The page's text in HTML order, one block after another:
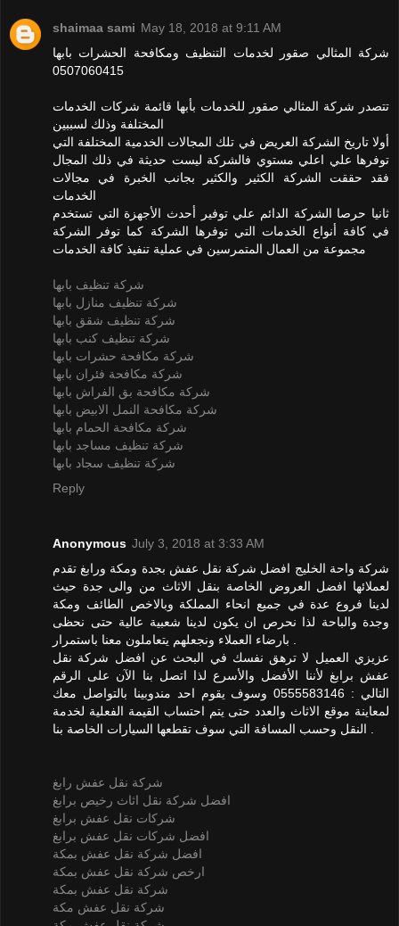
shaimaa sami May 18, 2018 at 9:11 AM
شركة المثالي صقور لخدمات التنظيف ومكافحة الحشرات بابها
0507060415
تتصدر شركة المثالي صقور للخدمات بأبها قائمة شركات الخدمات
المختلفة وذلك لسببين
أولا تاريخ الشركة العريض في تلك المجالات الخدمية المختلفة التي
توفرها علي اعلي مستوي فالشركة ليست حديثة في ذلك المجال
فقد حققت الشركة الكثير والكثير بجانب الخبرة في مجالات
الخدمات
ثانيا حرصا الشركة الدائم علي توفير أحدث الأجهزة التي تستخدم
في كافة أنواع الخدمات التي توفرها الشركة كما توفر الشركة
مجموعة من العمال المتمرسين في عملية تنفيذ كافة الخدمات
شركة تنظيف بابها
شركة تنظيف منازل بابها
شركة تنظيف شقق بابها
شركة تنظيف كنب بابها
شركة مكافحة حشرات بابها
شركة مكافحة فئران بابها
شركة مكافحة بق الفراش بابها
شركة مكافحة النمل الابيض بابها
شركة مكافحة الحمام بابها
شركة تنظيف مساجد بابها
شركة تنظيف سجاد بابها
Reply
Anonymous July 3, 2018 at 3:33 AM
شركة واحة الخليج افضل شركة نقل عفش بجدة ومكة ورابغ تقدم
لعملائها افضل العروض الخاصة بنقل الاثاث من والى جدة حيث
لدينا فروع عدة في جميع انحاء المملكة وبالاخص الطائف ومكة
وجدة والباحة لذا نحرص ان يكون لدينا شعبية عالية حتى نحظى
عزيزي العميل لا ترهق نفسك في البحث عن افضل شركة نقل
عفش برابغ لأننا الأفضل والأسرع لذا اتصل بنا الآن على الرقم
التالي : 0555583146 وسوف يقوم احد مندوبينا بالتواصل معك
لمعاينة موقع الاثاث والعدد حتى يتم احتساب القيمة الفعلية لخدمة
شركة نقل عفش رابغ
افضل شركة نقل اثاث رخيص برابغ
شركات نقل عفش برابغ
افضل شركات نقل عفش برابغ
افضل شركة نقل عفش بمكة
ارخص شركة نقل عفش بمكة
شركة نقل عفش بمكة
شركة نقل عفش مكة